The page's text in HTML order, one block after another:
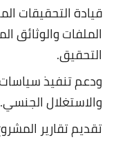
قيادة التحقيقات
الملفات والوثائق
التحقيق.
ودعم تنفيذ
والاستغلال الجنسي.
تقديم تقارير